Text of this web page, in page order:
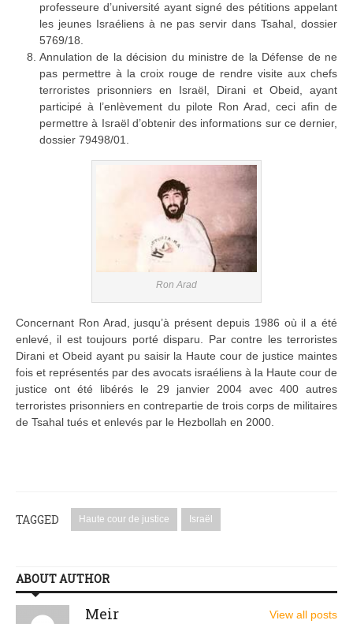
professeure d’université ayant signé des pétitions appelant
les jeunes Israéliens à ne pas servir dans Tsahal, dossier
5769/18.
Annulation de la décision du ministre de la Défense de ne
pas permettre à la croix rouge de rendre visite aux chefs
terroristes prisonniers en Israël, Dirani et Obeid, ayant
participé à l’enlèvement du pilote Ron Arad, ceci afin de
permettre à Israël d’obtenir des informations sur ce dernier,
dossier 79498/01.
Ron Arad
Concernant Ron Arad, jusqu’à présent depuis 1986 où il a été
enlevé, il est toujours porté disparu. Par contre les terroristes
Dirani et Obeid ayant pu saisir la Haute cour de justice maintes
fois et représentés par des avocats israéliens à la Haute cour de
justice ont été libérés le 29 janvier 2004 avec 400 autres
terroristes prisonniers en contrepartie de trois corps de militaires
de Tsahal tués et enlevés par le Hezbollah en 2000.
TAGGED Haute cour de justice Israël
ABOUT AUTHOR
Meir View all posts